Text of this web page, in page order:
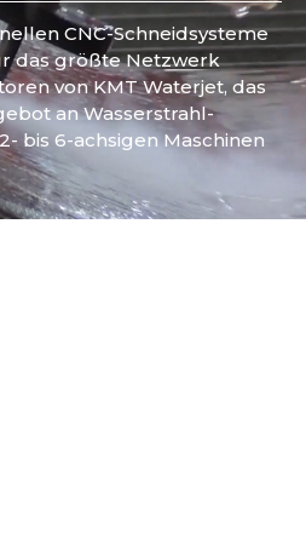
CNC-Schneidsysteme
das größte Netzwerk
von KMT Waterjet, das
an Wasserstrahl-
bis 6-achsigen Maschinen